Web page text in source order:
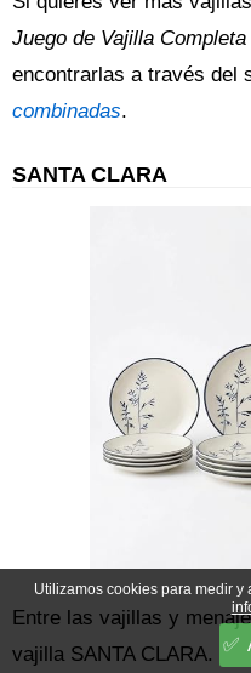
Juego de Vajilla
encontrarlas a través del
combinadas.
SANTA CLARA
Entre las vajillas y
vajilla SANTA CLARA.
Utilizamos cookies para medir